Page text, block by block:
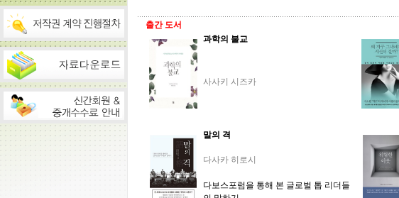
출간 도서
과학의 불교
사사키 시즈카
말의 격
다사카 히로시
다보스포럼을 통해 본 글로벌 톱 리더들